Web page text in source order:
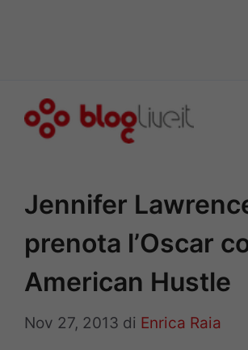
Jennifer
prenota l’Oscar
American Hustle
Nov 27, 2013 di Enrica Raia